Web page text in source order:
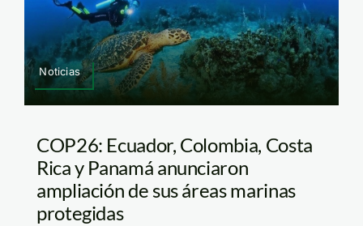
Noticias
COP26: Ecuador, Colombia, Costa
Rica y Panamá anunciaron
ampliación de sus áreas marinas
protegidas